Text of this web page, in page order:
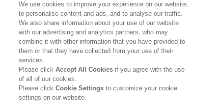
9月21日 第60回全日本実業団対抗陸上競技選手権大会
種目 10000m
森田 知行｜16位｜タイム
We use cookies to improve your experience on our website,
to personalise content and ads, and to analyse our traffic.
We also share information about your use of our website
with our advertising and analytics partners, who may
combine it with other information that you have provided to
them or that they have collected from your use of their
services.
Please clickAccept All Cookies if you agree with the use
of all of our cookies.
Please clickCookie Settingsto customize your cookie
settings on our website.